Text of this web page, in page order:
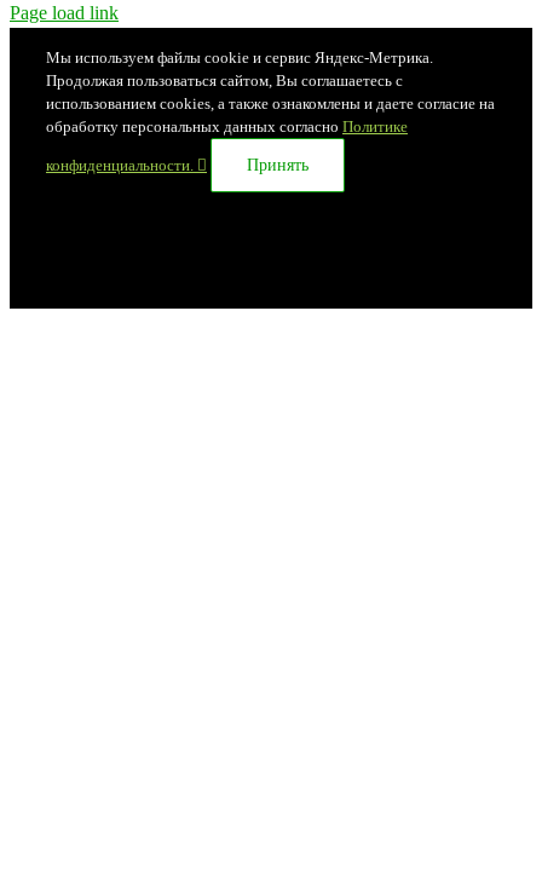
Page load link
Мы используем файлы cookie и сервис Яндекс-Метрика.
Продолжая пользоваться сайтом, Вы соглашаетесь с
использованием cookies, а также ознакомлены и даете согласие на
обработку персональных данных согласно Политике
конфиденциальности. Принять